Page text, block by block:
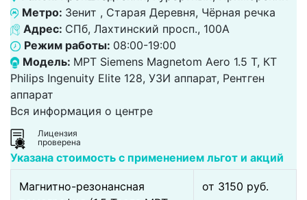
Метро: Зенит , Старая Деревня, Чёрная речка
Адрес: СПб, Лахтинский просп., 100А
Режим работы: 08:00-19:00
Модель: МРТ Siemens Magnetom Aero 1.5 Т, КТ
Philips Ingenuity Elite 128, УЗИ аппарат, Рентген
аппарат
Вся информация о центре
Лицензия
проверена
Указана стоимость с применением льгот и акций
Магнитно-резонансная
от 3150 pуб.